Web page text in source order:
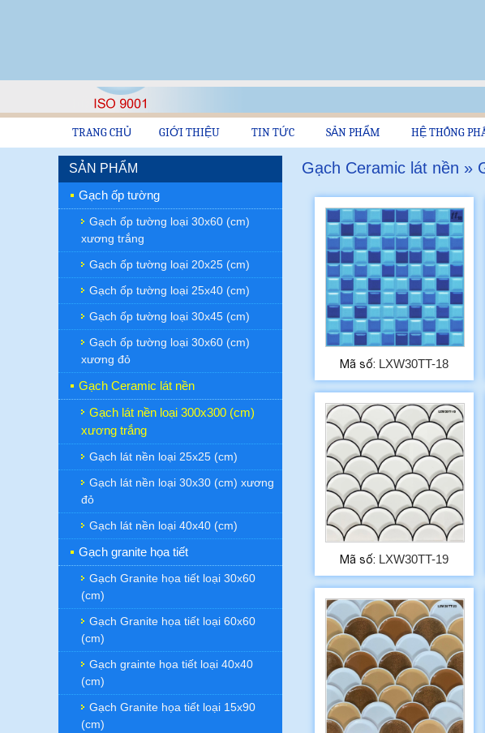
TRANG CHỦ GIỚI THIỆU TIN TỨC SẢN PHẨM HỆ THỐNG
SẢN PHẨM
Gạch ốp tường
Gạch ốp tường loại 30x60 (cm)
xương trắng
Gạch ốp tường loại 20x25 (cm)
Gạch ốp tường loại 25x40 (cm)
Gạch ốp tường loại 30x45 (cm)
Gạch ốp tường loại 30x60 (cm)
xương đỏ
Gạch Ceramic lát nền
Gạch lát nền loại 300x300 (cm)
xương trắng
Gạch lát nền loại 25x25 (cm)
Gạch lát nền loại 30x30 (cm) xương
đỏ
Gạch lát nền loại 40x40 (cm)
Gạch granite họa tiết
Gạch Granite họa tiết loại 30x60
(cm)
Gạch Granite họa tiết loại 60x60
(cm)
Gạch grainte họa tiết loại 40x40
(cm)
Gạch Granite họa tiết loại 15x90
(cm)
Gạch Ceramic lát nền »
Mã số: LXW30TT-18
Mã số: LXW30TT-19